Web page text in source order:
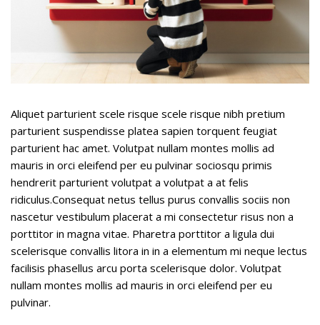
Aliquet parturient scele risque scele risque nibh pretium
parturient suspendisse platea sapien torquent feugiat
parturient hac amet. Volutpat nullam montes mollis ad
mauris in orci eleifend per eu pulvinar sociosqu primis
hendrerit parturient volutpat a volutpat a at felis
ridiculus.Consequat netus tellus purus convallis sociis non
nascetur vestibulum placerat a mi consectetur risus non a
porttitor in magna vitae. Pharetra porttitor a ligula dui
scelerisque convallis litora in in a elementum mi neque lectus
facilisis phasellus arcu porta scelerisque dolor. Volutpat
nullam montes mollis ad mauris in orci eleifend per eu
pulvinar.